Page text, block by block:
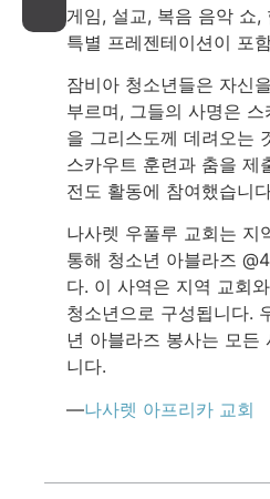
게임, 설교, 복음 음악 쇼
특별 프레젠테이션이 포
잠비아 청소년들은 자신
부르며, 그들의 사명은
을 그리스도께 데려오는
스카우트 훈련과 춤을 제
전도 활동에 참여했습니
나사렛 우풀루 교회는 지
통해 청소년 아블라즈
다. 이 사역은 지역 교회
청소년으로 구성됩니다.
년 아블라즈 봉사는 모든
니다.
—나사렛 아프리카 교회